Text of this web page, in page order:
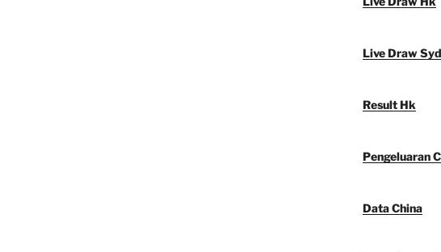
Live Draw
Result Hk
Pengeluaran
Data China